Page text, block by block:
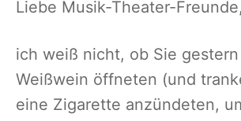
Liebe Musik-Theater-Freunde,
ich weiß nicht, ob Sie
Weißwein öffneten (und
eine Zigarette anzündeten,